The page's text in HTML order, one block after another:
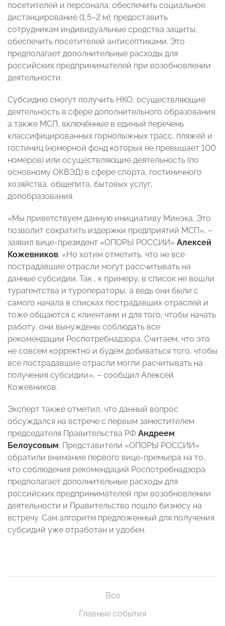
посетителей и персонала; обеспечить социальное
дистанцирование (1,5–2 м); предоставить
сотрудникам индивидуальные средства защиты;
обеспечить посетителей антисептиками. Это
предполагает дополнительные расходы для
российских предпринимателей при возобновлении
деятельности.
Субсидию смогут получить НКО, осуществляющие
деятельность в сфере дополнительного образования,
а также МСП, включённые в единый перечень
классифицированных горнолыжных трасс, пляжей и
гостиниц (номерной фонд которых не превышает 100
номеров) или осуществляющие деятельность (по
основному ОКВЭД) в сфере спорта, гостиничного
хозяйства, общепита, бытовых услуг,
допобразования.
«Мы приветствуем данную инициативу Минэка. Это
позволит сократить издержки предприятий МСП», –
заявил вице-президент «ОПОРЫ РОССИИ» Алексей
Кожевников. «Но хотим отметить, что не все
пострадавшие отрасли могут рассчитывать на
данные субсидии. Так , к примеру, в список не вошли
турагентства и туроператоры, а ведь они были с
самого начала в списках пострадавших отраслей и
тоже общаются с клиентами и для того, чтобы начать
работу, они вынуждены соблюдать все
рекомендации Роспотребнадзора. Считаем, что это
не совсем корректно и будем добиваться того, чтобы
все пострадавшие отрасли могли расчитывать на
получения субсидии», – сообщил Алексей
Кожевников.
Эксперт также отметил, что данный вопрос
обсуждался на встрече с первым заместителем
председателя Правительства РФ Андреем
Белоусовым. Представители «ОПОРЫ РОССИИ»
обратили внимание первого вице-премьера на то,
что соблюдения рекомендаций Роспотребнадзора
предполагает дополнительные расходы для
российских предпринимателей при возобновлении
деятельности и Правительство пошло бизнесу на
встречу. Сам алгоритм предложенный для получения
субсидий уже отработан и удобен.
Все
Главные события